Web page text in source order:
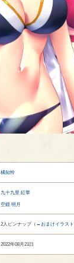
橘知怜
九十九里 紅華
空鏡 明月
2人ピンナップ（ →おまけイラスト
2022年08月21日